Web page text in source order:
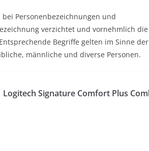
Personenbezeichnungen und
verzichtet und vornehmlich die
Begriffe gelten im Sinne der
männliche und diverse Personen.
Logitech Signature Comfort Plus